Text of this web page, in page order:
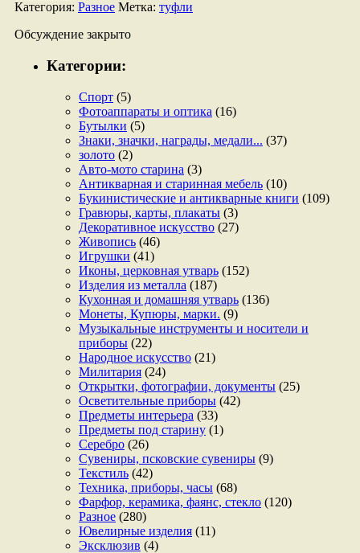
товара
женские
Категория: Разное Метка: туфли
Обсуждение закрыто
Категории:
Спорт (5)
Фотоаппараты и оптика (16)
Бутылки (5)
Знаки, значки, награды, медали... (37)
золото (2)
Авто-мото старина (3)
Антикварная и старинная мебель (10)
Букинистические и антикварные книги (109)
Гравюры, карты, плакаты (3)
Декоративное искусство (27)
Живопись (46)
Игрушки (41)
Иконы, церковная утварь (152)
Изделия из металла (187)
Кухонная и домашняя утварь (136)
Монеты, Купюры, марки. (9)
Музыкальные инструменты и носители и
приборы (22)
Народное искусство (21)
Милитария (24)
Открытки, фотографии, документы (25)
Осветительные приборы (42)
Предметы интерьера (33)
Предметы под старину (1)
Серебро (26)
Сувениры, псковские сувениры (9)
Текстиль (42)
Техника, приборы, часы (68)
Фарфор, керамика, фаянс, стекло (120)
Разное (280)
Ювелирные изделия (11)
Эксклюзив (4)